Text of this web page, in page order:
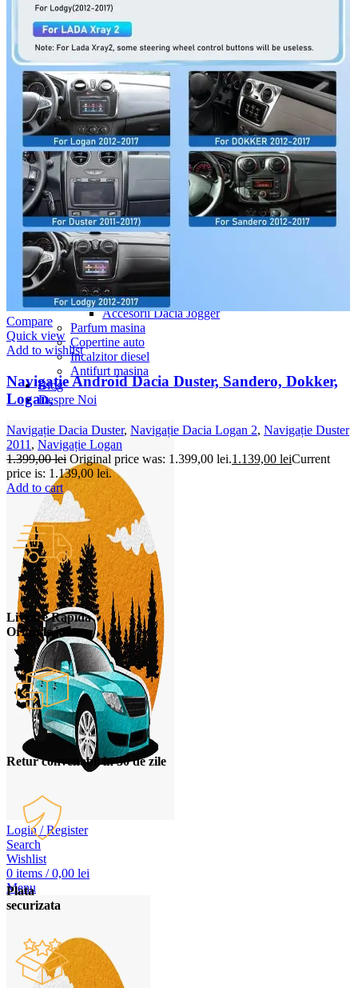
Navigație Passat B8
Navigație Passat CC
Skoda
Navigație Skoda Fabia 1
Navigație Skoda Fabia 2
Navigație Skoda Octavia 1
Navigație Skoda Octavia 2
Navigație Skoda Octavia 3
Navigație Skoda Rapid
Navigație Skoda Superb 1
Navigație Skoda Superb 2
Navigație Toyota Avensis T25
Portbagaj Plafon Auto
Sub 350 Litri
Peste 350 Litri
Peste 450 litri
Accesorii auto masina
Accesorii Dacia Duster 3
Accesorii Duster 2
Accesorii Dacia Jogger
Parfum masina
Copertine auto
Incalzitor diesel
Antifurt masina
Blog
Despre Noi
Login / Register
Search
Wishlist
0 items / 0,00 lei
Menu
Compare
Quick view
Add to wishlist
Navigație Android Dacia Duster, Sandero, Dokker,
Logan,
Navigație Dacia Duster, Navigație Dacia Logan 2, Navigație Duster
2011 , Navigație Logan
1.399,00lei Original price was: 1.399,00 lei.1.139,00 leiCurrent
price is: 1.139,00 lei.
Add to cart
Livrare Rapida
Oriunde in tara
Retur convenabil in 30 de zile
Plata
securizata